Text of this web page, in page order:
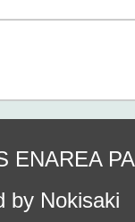
ENAREA
by Nokisaki